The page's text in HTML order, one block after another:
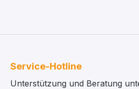
Service-Hotline
Unterstützung und Beratung